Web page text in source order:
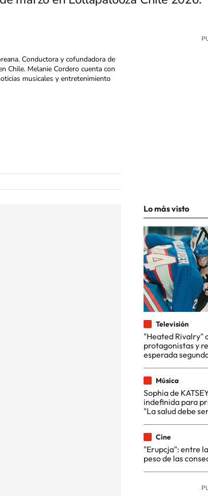
Conductora y cofundadora de
Chile. Melanie Cordero cuenta con
musicales y entretenimiento
Lo más visto
Televisión
"Heated Rivalry"
protagonistas y
esperada
Música
Sophia de
indefinida para
"La salud debe
Cine
"Erupcja": entre
peso de las